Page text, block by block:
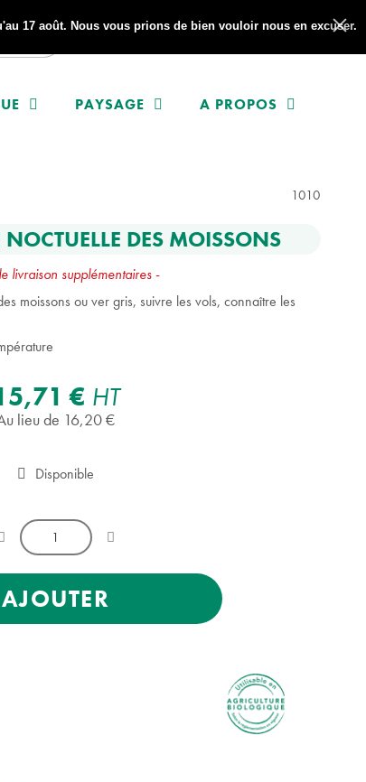
PAYSAGE A PROPOS
1010
DES MOISSONS
livraison supplémentaires-
moissons ou ver gris, suivre les vols, connaître les
€ HT
lieu de 16,20 €
Disponible
AJOUTER
17 août. Nous vous prions de bien vouloir nous en excuser.